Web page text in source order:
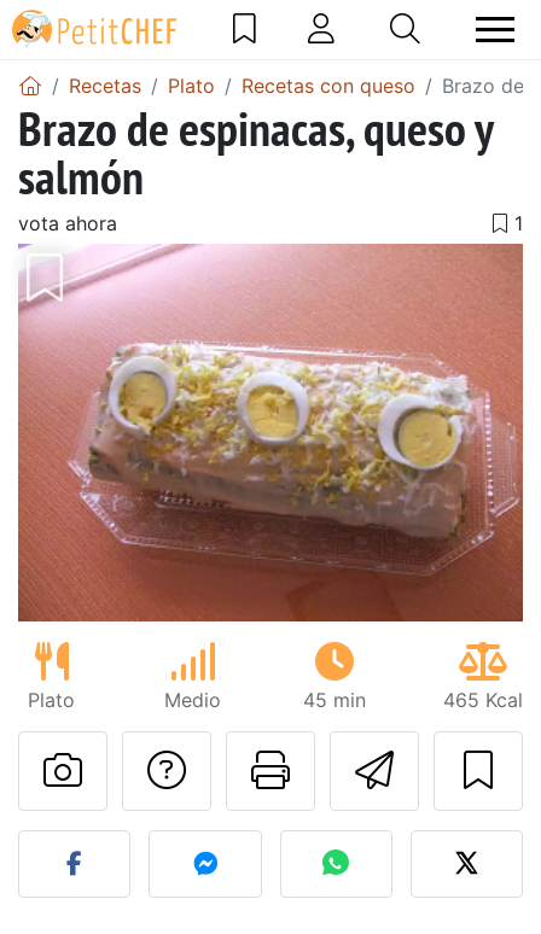
Recetas Plato Recetas con queso Brazo de
Brazo de espinacas, queso y
salmón
vota ahora
Plato Medio 45 min 465 Kcal
Imprimir
Preguntar al autor
Publicar la foto de esta